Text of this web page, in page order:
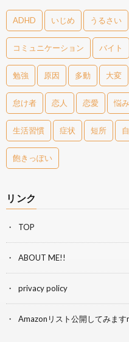
ADHD いじめ うるさい
コミュニケーション バイト
勉強 原因 多動 大変
怠け者 恋人 恋愛 悩み
生活習慣 症状 短所
飽きっぽい
リンク
TOP
ABOUT ME!!
privacy policy
Amazonリスト公開してみます